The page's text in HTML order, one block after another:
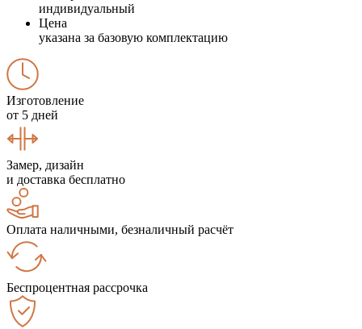
индивидуальный
Цена
указана за базовую комплектацию
Изготовление
от 5 дней
Замер, дизайн
и доставка бесплатно
Оплата наличными, безналичный расчёт
Беспроцентная рассрочка